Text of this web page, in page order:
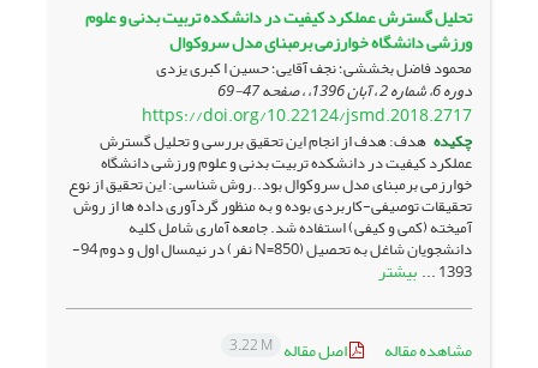
تحلیل گسترش عملکرد کیفیت در دانشکده تربیت بدنی و علوم
ورزشی دانشگاه خوارزمی برمبنای مدل سروکوال
محمود فاضل بخششی؛ نجف آقایی؛ حسین ا کبری یزدی
دوره 6، شماره 2 ، آبان 1396، ، صفحه 47-69
https://doi.org/10.22124/jsmd.2018.2717
چکیده هدف: هدف از انجام این تحقیق بررسی و تحلیل گسترش
عملکرد کیفیت در دانشکده تربیت بدنی و علوم ورزشی دانشگاه
خوارزمی برمبنای مدل سروکوال بود..روش شناسی: این تحقیق از نوع
تحقیقات توصیفی-کاربردی بوده و به منظور گردآوری داده ها از روش
آمیخته (کمی و کیفی) استفاده شد. جامعه آماری شامل کلیه
دانشجویان شاغل به تحصیل (850=N نفر) در نیمسال اول و دوم 94-
1393 ... بیشتر
مشاهده مقاله اصل مقاله 3.22 M